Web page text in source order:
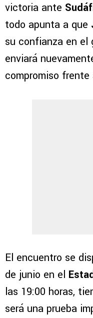
victoria ante
todo apunta a que
su confianza en el
enviará
compromiso frente
El encuentro se
de junio en el
las 19:00 horas,
será una prueba